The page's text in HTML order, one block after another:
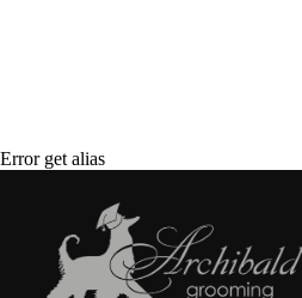
Error get alias
ИНН 7708822868
2023 © ARCHIBALD-SHOP — интернет-
мастеров. Все права защищены.